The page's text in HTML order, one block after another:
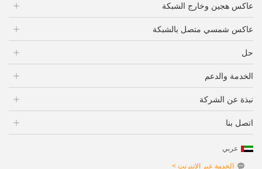
عاكس هجين وخارج الشبكة
عاكس شمسي متصل بالشبكة
حل
الخدمة والدعم
نبذة عن الشركة
اتصل بنا
عربي
الخدمة عبر الإنترنت >